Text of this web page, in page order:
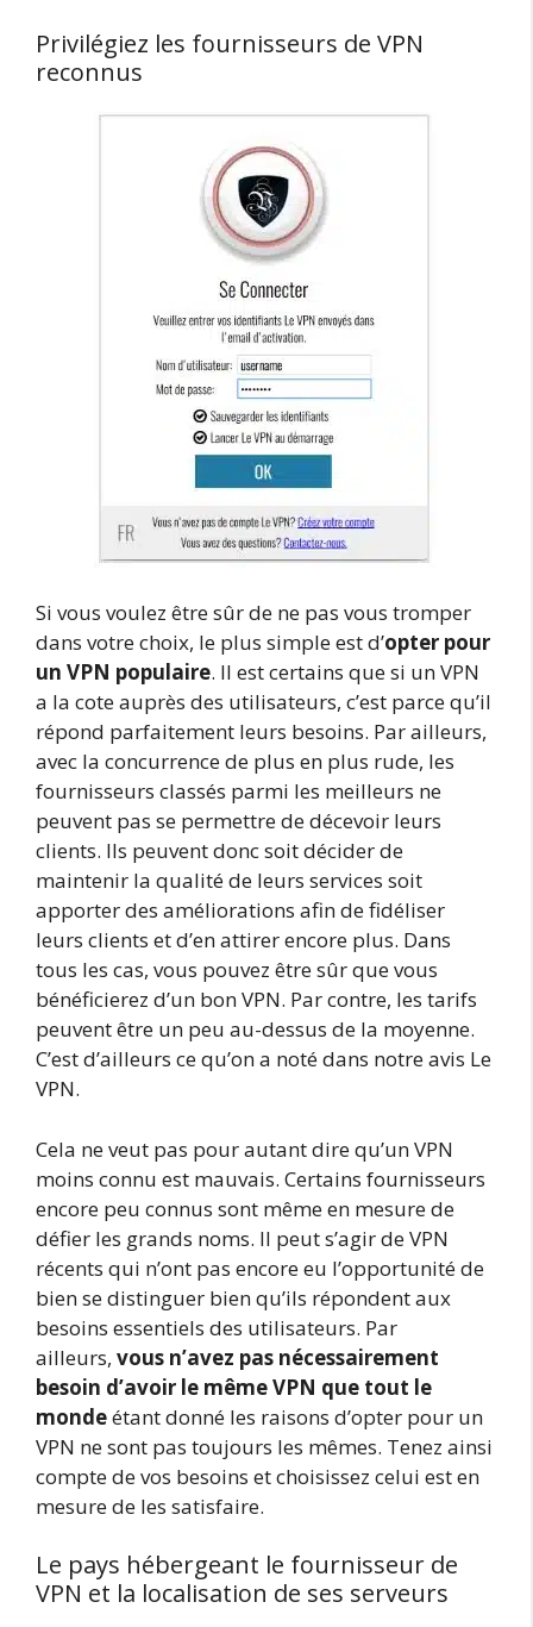
Privilégiez les fournisseurs de VPN
reconnus
Si vous voulez être sûr de ne pas vous tromper
dans votre choix, le plus simple est d’opter pour
un VPN populaire. Il est certains que si un VPN
a la cote auprès des utilisateurs, c’est parce qu’il
répond parfaitement leurs besoins. Par ailleurs,
avec la concurrence de plus en plus rude, les
fournisseurs classés parmi les meilleurs ne
peuvent pas se permettre de décevoir leurs
clients. Ils peuvent donc soit décider de
maintenir la qualité de leurs services soit
apporter des améliorations afin de fidéliser
leurs clients et d’en attirer encore plus. Dans
tous les cas, vous pouvez être sûr que vous
bénéficierez d’un bon VPN. Par contre, les tarifs
peuvent être un peu au-dessus de la moyenne.
C’est d’ailleurs ce qu’on a noté dans notre avis Le
VPN.
Cela ne veut pas pour autant dire qu’un VPN
moins connu est mauvais. Certains fournisseurs
encore peu connus sont même en mesure de
défier les grands noms. Il peut s’agir de VPN
récents qui n’ont pas encore eu l’opportunité de
bien se distinguer bien qu’ils répondent aux
besoins essentiels des utilisateurs. Par
ailleurs, vous n’avez pas nécessairement
besoin d’avoir le même VPN que tout le
mondeétant donné les raisons d’opter pour un
VPN ne sont pas toujours les mêmes. Tenez ainsi
compte de vos besoins et choisissez celui est en
mesure de les satisfaire.
Le pays hébergeant le fournisseur de
VPN et la localisation de ses serveurs